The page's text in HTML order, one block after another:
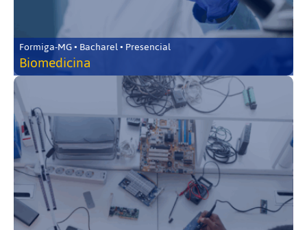
Formiga-MG • Bacharel • Presencial
Biomedicina